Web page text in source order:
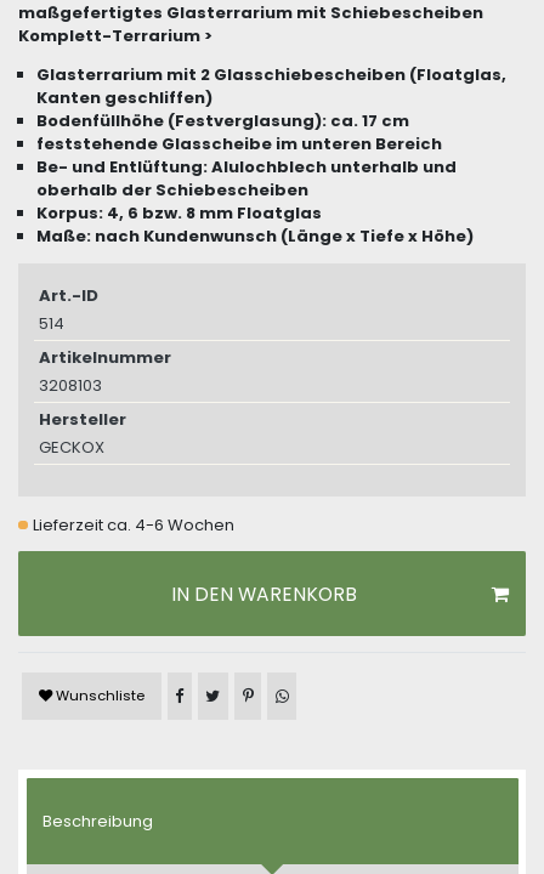
maßgefertigtes Glasterrarium mit Schiebescheiben
Komplett-Terrarium >
Glasterrarium mit 2 Glasschiebescheiben (Floatglas,
Kanten geschliffen)
Bodenfüllhöhe (Festverglasung): ca. 17 cm
feststehende Glasscheibe im unteren Bereich
Be- und Entlüftung: Alulochblech unterhalb und
oberhalb der Schiebescheiben
Korpus: 4, 6 bzw. 8 mm Floatglas
Maße: nach Kundenwunsch (Länge x Tiefe x Höhe)
Art.-ID
514
Artikelnummer
3208103
Hersteller
GECKOX
Lieferzeit ca. 4-6 Wochen
IN DEN WARENKORB
Wunschliste Artikel auf Facebook teilen
Artikel auf Twitter teilen
Artikel auf Pinterest teilen
Artikel auf WhatsApp teilen
Beschreibung